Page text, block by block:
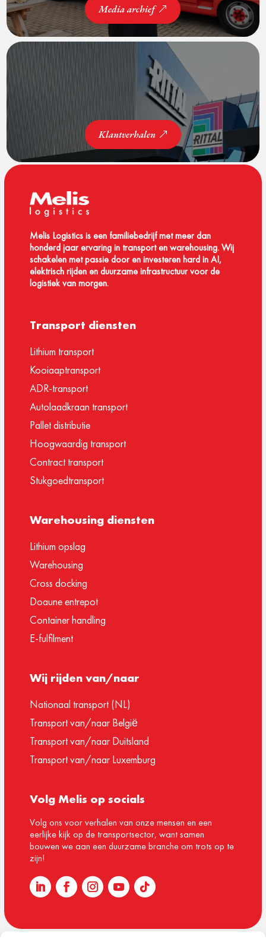
Media archief
Klantverhalen
Melis Logistics is een familiebedrijf met meer dan
honderd jaar ervaring in transport en warehousing. Wij
schakelen met passie door en investeren hard in AI,
elektrisch rijden en duurzame infrastructuur voor de
logistiek van morgen.
Transport diensten
Lithium transport
Kooiaaptransport
ADR-transport
Autolaadkraan transport
Pallet distributie
Hoogwaardig transport
Contract transport
Stukgoedtransport
Warehousing diensten
Lithium opslag
Warehousing
Cross docking
Doaune entrepot
Container handling
E-fulfilment
Wij rijden van/naar
Nationaal transport (NL)
Transport van/naar België
Transport van/naar Duitsland
Transport van/naar Luxemburg
Volg Melis op socials
Volg ons voor verhalen van onze mensen en een
eerlijke kijk op de transportsector, want samen
bouwen we aan een duurzame branche om trots op te
zijn!